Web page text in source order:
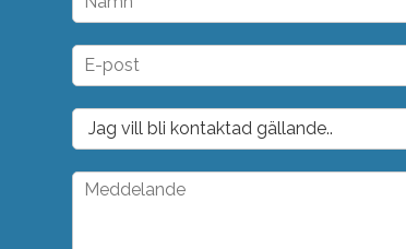
m
n
E
p
o
t
*
D
o
p
M